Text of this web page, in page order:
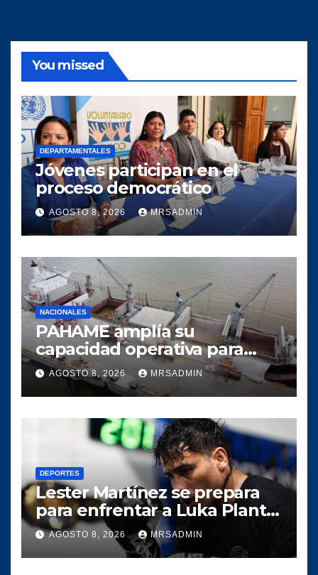
You missed
DEPARTAMENTALES
Jóvenes participan en el
proceso democrático
AGOSTO 8, 2026 MRSADMIN
NACIONALES
PAHAME amplía su
capacidad operativa para
responder al crecimiento del
comercio marítimo
AGOSTO 8, 2026 MRSADMIN
DEPORTES
Lester Martínez se prepara
para enfrentar a Luka Plantić
y defender el título mundial
interino para Guatemala
AGOSTO 8, 2026 MRSADMIN